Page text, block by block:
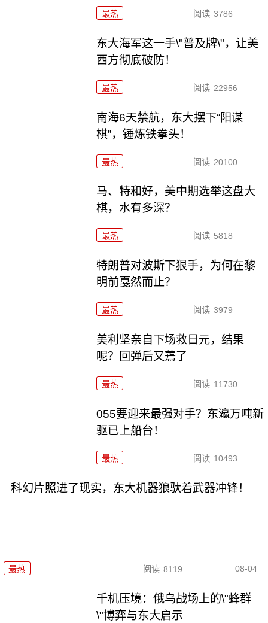
最热 阅读 3786
东大海军这一手\"普及牌\"，让美
西方彻底破防！
最热 阅读 22956
南海6天禁航，东大摆下“阳谋
棋”，锤炼铁拳头！
最热 阅读 20100
马、特和好，美中期选举这盘大
棋，水有多深？
最热 阅读 5818
特朗普对波斯下狠手，为何在黎
明前戛然而止？
最热 阅读 3979
美利坚亲自下场救日元，结果
呢？回弹后又蔫了
最热 阅读 11730
055要迎来最强对手？东瀛万吨新
驱已上船台！
最热 阅读 10493
科幻片照进了现实，东大机器狼驮着武器冲锋！
最热 阅读 8119 08-04
千机压境：俄乌战场上的\"蜂群
\"博弈与东大启示